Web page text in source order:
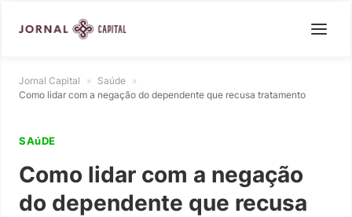
Jornal Capital » Saúde »
Como lidar com a negação do dependente que recusa tratamento
SAúDE
Como lidar com a negação
do dependente que recusa